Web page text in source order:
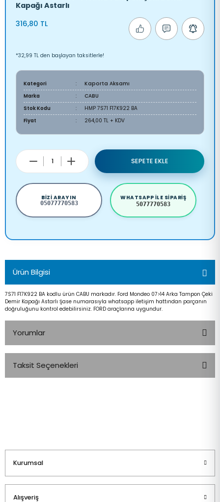
Kapağı Astarlı
316,80 TL
*32,99 TL den başlayan taksitlerle!
Kategori
Kaporta Aksamı
Marka
CABU
Stok Kodu
HMP 7S71 F17K922 BA
Fiyat
264,00 TL + KDV
SEPETE EKLE
BIZI ARAYIN
05077770583
WHATSAPP ILE SIPARIŞ
5077770583
Ürün Bilgisi
7S71 F17K922 BA kodlu ürün CABU markadır. Ford Mondeo 07>14 Arka Tampon Çeki
Demir Kapağı Astarlı Şase numarasıyla whatsapp iletişim hattından parçanın
doğruluğunu kontrol edebilirsiniz. FORD araçlarına uygundur.
Yorumlar
Taksit Seçenekleri
Kurumsal
Alışveriş